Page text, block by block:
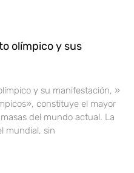
olímpico y sus
y su manifestación, »
constituye el mayor
del mundo actual. La
mundial, sin